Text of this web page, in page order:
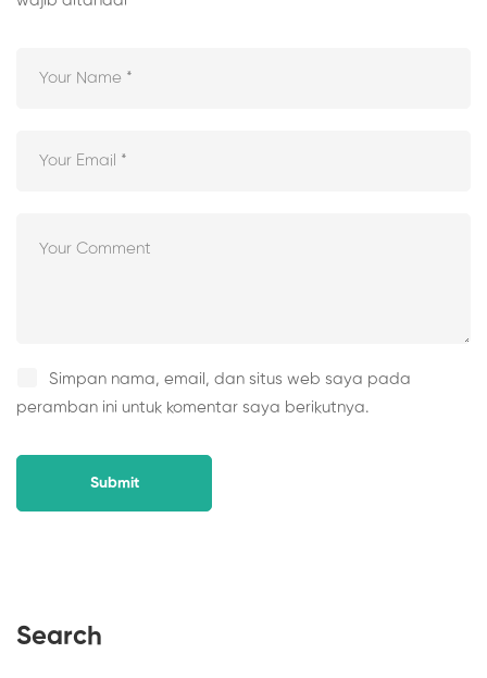
Simpan nama, email, dan situs web saya pada
peramban ini untuk komentar saya berikutnya.
Search